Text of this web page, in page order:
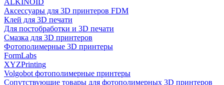
ALKINOID
Аксессуары для 3D принтеров FDM
Клей для 3D печати
Для постобработки и 3D печати
Смазка для 3D принтеров
Фотополимерные 3D принтеры
FormLabs
XYZPrinting
Volgobot фотополимерные принтеры
Сопутствующие товары для фотополимерных 3D принтеров